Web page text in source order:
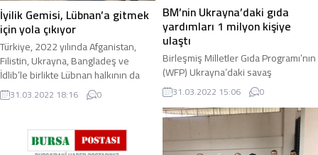
İyilik Gemisi, Lübnan’a gitmek
için yola çıkıyor
Türkiye, 2022 yılında Afganistan,
Filistin, Ukrayna, Bangladeş ve
İdlib’le birlikte Lübnan halkının da
yanında olmak için hazırladığı İyilik ...
31.03.2022 18:16 0
BM’nin Ukrayna’daki gıda
yardımları 1 milyon kişiye
ulaştı
Birleşmiş Milletler Gıda Programı’nın
(WFP) Ukrayna’daki savaş
mağdurlarına gıda yardımı 1 milyon
kişiye ulaştı. Rusya’nın Ukrayna’ya
yönelik 24 ...
31.03.2022 15:06 0